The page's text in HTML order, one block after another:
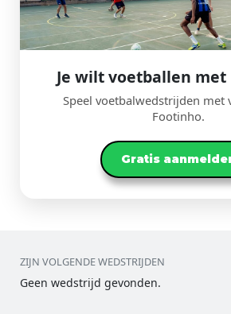
Je wilt voetballen met
Speel voetbalwedstrijden met
Footinho.
Gratis
ZIJN VOLGENDE WEDSTRIJDEN
Geen wedstrijd gevonden.